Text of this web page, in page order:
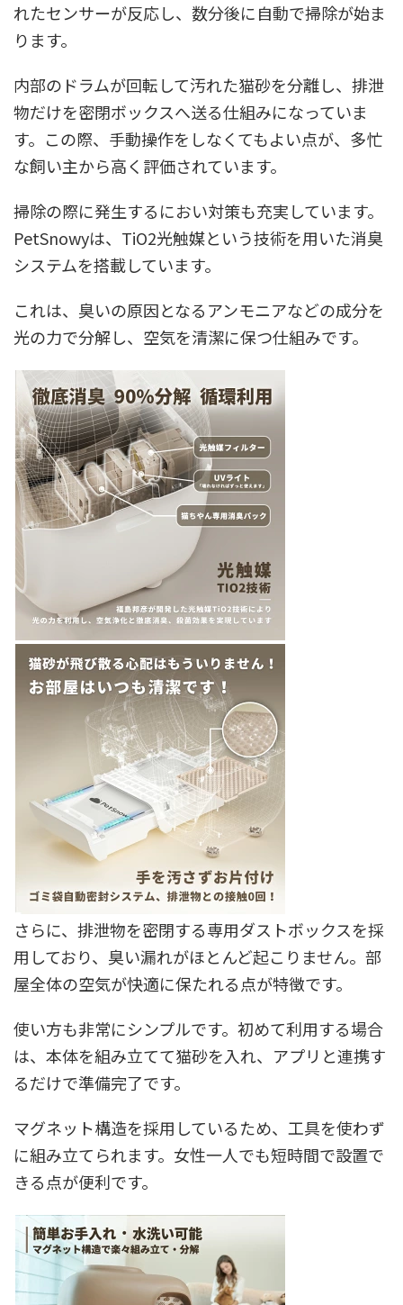
れたセンサーが反応し、数分後に自動で掃除が始ま
ります。
内部のドラムが回転して汚れた猫砂を分離し、排泄
物だけを密閉ボックスへ送る仕組みになっていま
す。この際、手動操作をしなくてもよい点が、多忙
な飼い主から高く評価されています。
掃除の際に発生するにおい対策も充実しています。
PetSnowyは、TiO2光触媒という技術を用いた消臭
システムを搭載しています。
これは、臭いの原因となるアンモニアなどの成分を
光の力で分解し、空気を清潔に保つ仕組みです。
さらに、排泄物を密閉する専用ダストボックスを採
用しており、臭い漏れがほとんど起こりません。部
屋全体の空気が快適に保たれる点が特徴です。
使い方も非常にシンプルです。初めて利用する場合
は、本体を組み立てて猫砂を入れ、アプリと連携す
るだけで準備完了です。
マグネット構造を採用しているため、工具を使わず
に組み立てられます。女性一人でも短時間で設置で
きる点が便利です。